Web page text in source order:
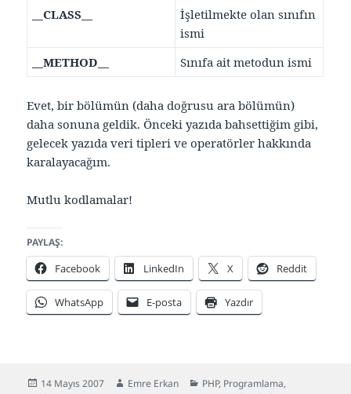
__CLASS__
İşletilmekte olan sınıfın
ismi
__METHOD__
Sınıfa ait metodun ismi
Evet, bir bölümün (daha doğrusu ara bölümün)
daha sonuna geldik. Önceki yazıda bahsettiğim gibi,
gelecek yazıda veri tipleri ve operatörler hakkında
karalayacağım.
Mutlu kodlamalar!
PAYLAŞ:
Facebook LinkedIn X Reddit
WhatsApp E-posta Yazdır
Yayın
14 Mayıs 2007 Yazar
Emre Erkan Kategoriler
PHP, Programlama,